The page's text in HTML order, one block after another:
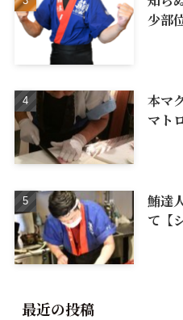
少部
本マ
マト
鮪達
て【
最近の投稿